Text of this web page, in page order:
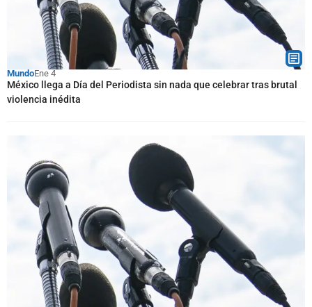
MundoEne 4
México llega a Día del Periodista sin nada que celebrar tras brutal
violencia inédita